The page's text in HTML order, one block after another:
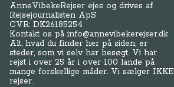
AnneVibekeRejser ejes og drives af
Rejsejournalisten ApS
CVR: DK26185254
Kontakt os påinfo@annevibekerejser.dk
Alt, hvad du finder her på siden, er
steder, som vi selv har besøgt. Vi har
rejst i over 25 år i over 100 lande på
mange forskellige måder. Vi sælger IKKE
rejser.